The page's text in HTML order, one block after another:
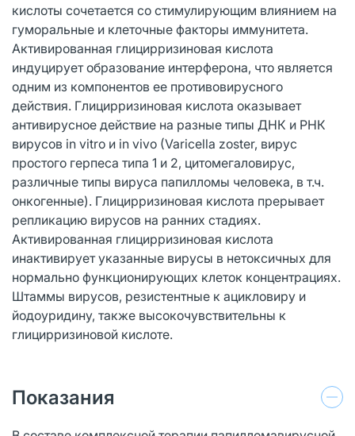
кислоты сочетается со стимулирующим влиянием на
гуморальные и клеточные факторы иммунитета.
Активированная глицирризиновая кислота
индуцирует образование интерферона, что является
одним из компонентов ее противовирусного
действия. Глицирризиновая кислота оказывает
антивирусное действие на разные типы ДНК и РНК
вирусов in vitro и in vivo (Varicella zoster, вирус
простого герпеса типа 1 и 2, цитомегаловирус,
различные типы вируса папилломы человека, в т.ч.
онкогенные). Глицирризиновая кислота прерывает
репликацию вирусов на ранних стадиях.
Активированная глицирризиновая кислота
инактивирует указанные вирусы в нетоксичных для
нормально функционирующих клеток концентрациях.
Штаммы вирусов, резистентные к ацикловиру и
йодоуридину, также высокочувствительны к
глицирризиновой кислоте.
Показания